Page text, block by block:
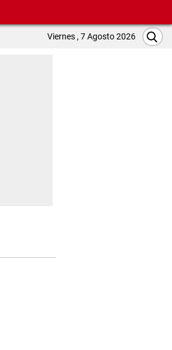
Viernes , 7 Agosto 2026